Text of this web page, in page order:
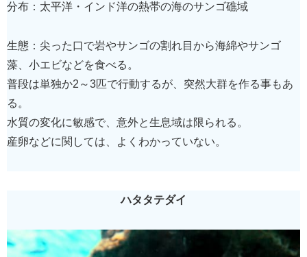
分布：太平洋・インド洋の熱帯の海のサンゴ礁域
生態：尖った口で岩やサンゴの割れ目から海綿やサンゴ
藻、小エビなどを食べる。
普段は単独か2～3匹で行動するが、突然大群を作る事もあ
る。
水質の変化に敏感で、意外と生息域は限られる。
産卵などに関しては、よくわかっていない。
ハタタテダイ